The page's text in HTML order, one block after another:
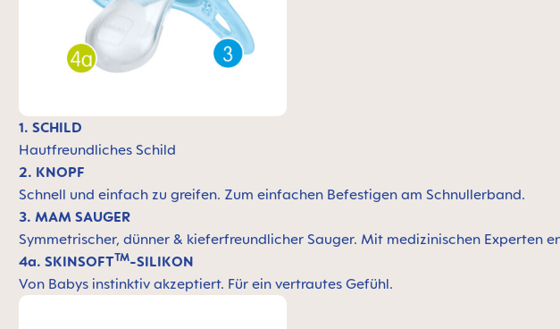
1. SCHILD
Hautfreundliches Schild
2. KNOPF
Schnell und einfach zu greifen. Zum einfachen Befestigen am Schnullerband.
3. MAM SAUGER
Symmetrischer, dünner & kieferfreundlicher Sauger. Mit medizinischen Experten
4a. SKINSOFTTM-SILIKON
Von Babys instinktiv akzeptiert. Für ein vertrautes Gefühl.